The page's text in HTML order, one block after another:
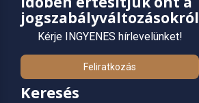
jogszabályváltozásokról
Kérje INGYENES hírlevelünket!
Feliratkozás
Keresés